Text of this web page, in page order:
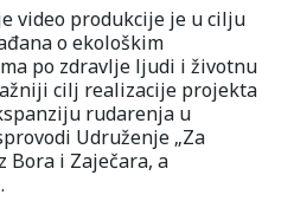
video produkcije je u cilju
o ekološkim
po zdravlje ljudi i životnu
cilj realizacije projekta
rudarenja u
Udruženje „Za
Bora i Zaječara, a